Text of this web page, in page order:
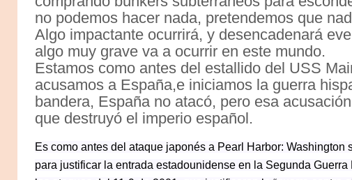
no podemos hacer nada, pretendemos que
Algo impactante ocurrirá, y desencadenará
algo muy grave va a ocurrir en este mundo.
Estamos como antes del estallido del USS
acusamos a España,e iniciamos la guerra
bandera, España no atacó, pero esa
que destruyó el imperio español.
Es como antes del ataque japonés a Pearl Harbor:
para justificar la entrada estadounidense en la Segunda